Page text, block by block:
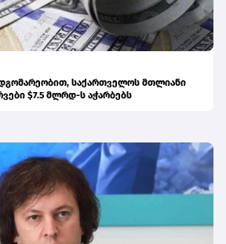
საქართველოს მთლიანი
$7.5 მლრდ-ს აჭარბებს